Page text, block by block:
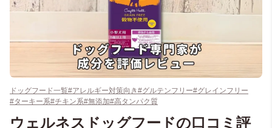
ドッグフード一覧#アレルギー対策向き#グルテンフリー#グレインフリー
#ターキー系#チキン系#無添加#高タンパク質
ウェルネスドッグフードの口コミ評